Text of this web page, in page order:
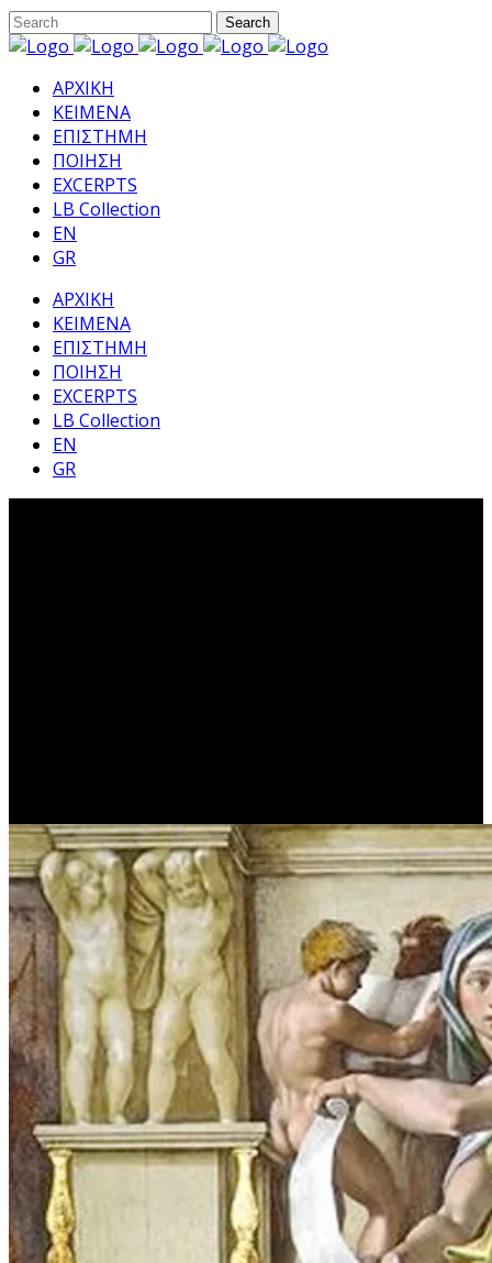
ΑΡΧΙΚΗ
ΚΕΙΜΕΝΑ
ΕΠΙΣΤΗΜΗ
ΠΟΙΗΣΗ
EXCERPTS
LB Collection
EN
GR
ΑΡΧΙΚΗ
ΚΕΙΜΕΝΑ
ΕΠΙΣΤΗΜΗ
ΠΟΙΗΣΗ
EXCERPTS
LB Collection
EN
GR
(WAYNE W. DYER)